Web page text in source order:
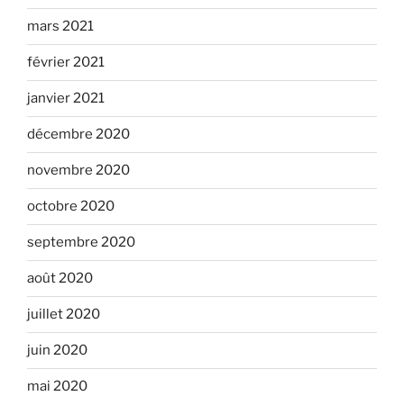
mars 2021
février 2021
janvier 2021
décembre 2020
novembre 2020
octobre 2020
septembre 2020
août 2020
juillet 2020
juin 2020
mai 2020